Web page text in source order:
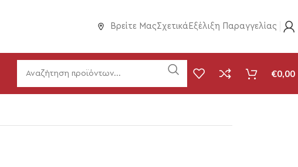
Βρείτε ΜαςΣχετικά Εξέλιξη Παραγγελίας
€0,00